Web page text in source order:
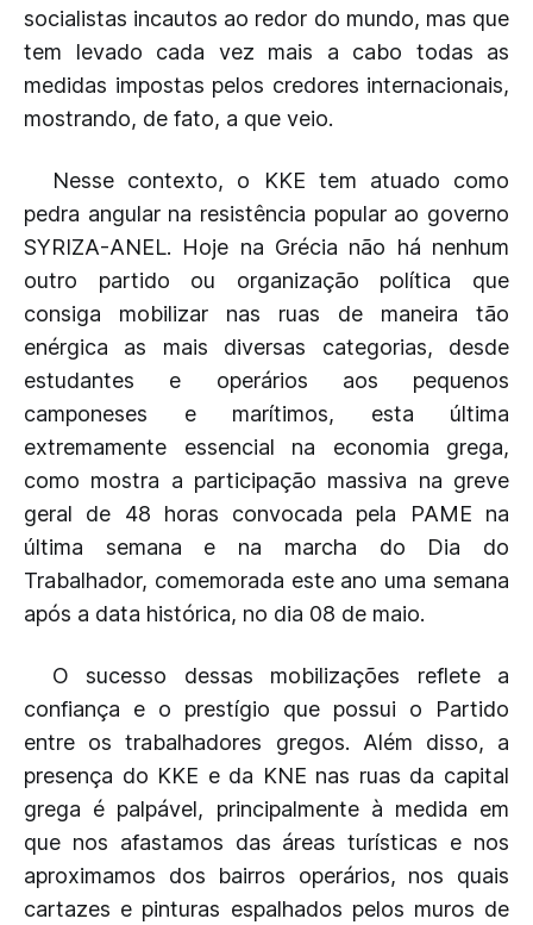
socialistas incautos ao redor do mundo, mas que
tem levado cada vez mais a cabo todas as
medidas impostas pelos credores internacionais,
mostrando, de fato, a que veio.
Nesse contexto, o KKE tem atuado como
pedra angular na resistência popular ao governo
SYRIZA-ANEL. Hoje na Grécia não há nenhum
outro partido ou organização política que
consiga mobilizar nas ruas de maneira tão
enérgica as mais diversas categorias, desde
estudantes e operários aos pequenos
camponeses e marítimos, esta última
extremamente essencial na economia grega,
como mostra a participação massiva na greve
geral de 48 horas convocada pela PAME na
última semana e na marcha do Dia do
Trabalhador, comemorada este ano uma semana
após a data histórica, no dia 08 de maio.
O sucesso dessas mobilizações reflete a
confiança e o prestígio que possui o Partido
entre os trabalhadores gregos. Além disso, a
presença do KKE e da KNE nas ruas da capital
grega é palpável, principalmente à medida em
que nos afastamos das áreas turísticas e nos
aproximamos dos bairros operários, nos quais
cartazes e pinturas espalhados pelos muros de